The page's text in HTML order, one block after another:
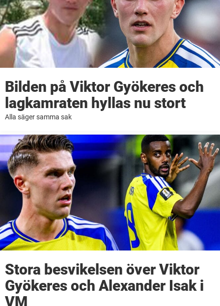
Bilden på Viktor Gyökeres och
lagkamraten hyllas nu stort
Alla säger samma sak
Stora besvikelsen över Viktor
Gyökeres och Alexander Isak i
VM